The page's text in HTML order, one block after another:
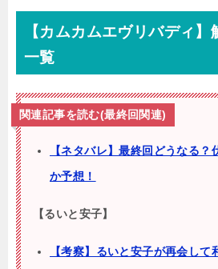
【カムカムエヴリバディ
一覧
関連記事を読む(最終回関連)
【ネタバレ】最終回どうなる？
か予想！
【るいと安子】
【考察】るいと安子が再会して